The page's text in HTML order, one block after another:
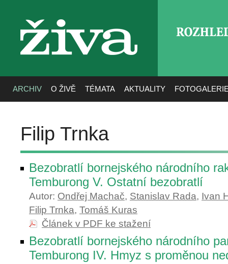
živa
ARCHIV O ŽIVĚ TÉMATA AKTUALITY
Filip Trnka
Bezobratlí bornejského národního
Temburong V. Ostatní bezobratlí
Autor: Ondřej Machač, Stanislav Rada, Ivan
Filip Trnka, Tomáš Kuras
Článek v PDF ke stažení
Bezobratlí bornejského národního
Temburong IV. Hmyz s proměnou